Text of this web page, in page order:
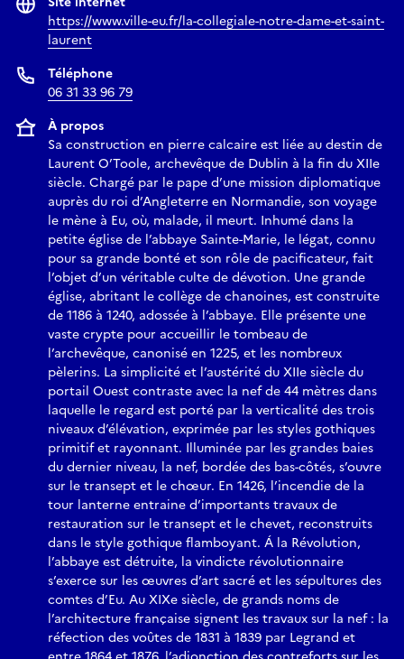
https://www.ville-eu.fr/la-collegiale-notre-dame-et-saint-
laurent
Téléphone
06 31 33 96 79
À propos
Sa construction en pierre calcaire est liée au destin de
Laurent O’Toole, archevêque de Dublin à la fin du XIIe
siècle. Chargé par le pape d’une mission diplomatique
auprès du roi d’Angleterre en Normandie, son voyage
le mène à Eu, où, malade, il meurt. Inhumé dans la
petite église de l’abbaye Sainte-Marie, le légat, connu
pour sa grande bonté et son rôle de pacificateur, fait
l’objet d’un véritable culte de dévotion. Une grande
église, abritant le collège de chanoines, est construite
de 1186 à 1240, adossée à l’abbaye. Elle présente une
vaste crypte pour accueillir le tombeau de
l’archevêque, canonisé en 1225, et les nombreux
pèlerins. La simplicité et l’austérité du XIIe siècle du
portail Ouest contraste avec la nef de 44 mètres dans
laquelle le regard est porté par la verticalité des trois
niveaux d’élévation, exprimée par les styles gothiques
primitif et rayonnant. Illuminée par les grandes baies
du dernier niveau, la nef, bordée des bas-côtés, s’ouvre
sur le transept et le chœur. En 1426, l’incendie de la
tour lanterne entraine d’importants travaux de
restauration sur le transept et le chevet, reconstruits
dans le style gothique flamboyant. Á la Révolution,
l’abbaye est détruite, la vindicte révolutionnaire
s’exerce sur les œuvres d’art sacré et les sépultures des
comtes d’Eu. Au XIXe siècle, de grands noms de
l’architecture française signent les travaux sur la nef : la
réfection des voûtes de 1831 à 1839 par Legrand et